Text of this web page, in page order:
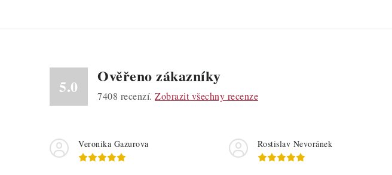
5.0
Ověřeno zákazníky
7408 recenzí. Zobrazit všechny recenze
Veronika Gazurova Rostislav Nevoránek